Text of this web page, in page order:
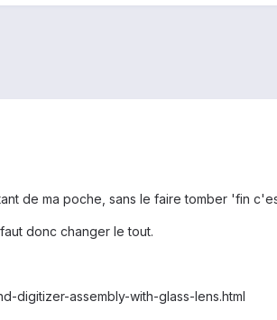
de ma poche, sans le faire tomber 'fin
donc changer le tout.
digitizer-assembly-with-glass-lens.html